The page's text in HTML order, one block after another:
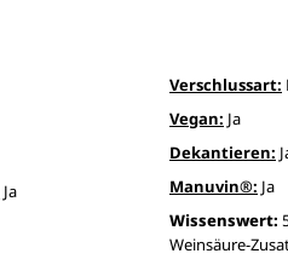
Ja
Verschlussart:
Vegan: Ja
Dekantieren:
Manuvin®: Ja
Wissenswert:
Weinsäure-